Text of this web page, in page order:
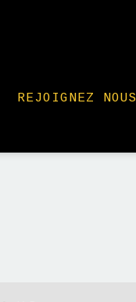
REJOIGNEZ NOUS